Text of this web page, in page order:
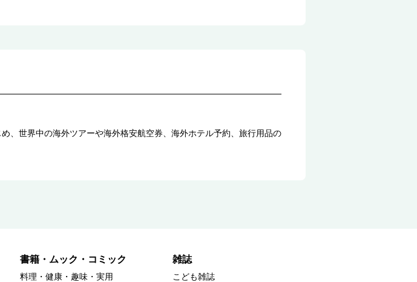
、世界中の海外ツアーや海外格安航空券、海外ホテル予約、旅行用品の
書籍・ムック・コミック
料理・健康・趣味・実用
雑誌
こども雑誌